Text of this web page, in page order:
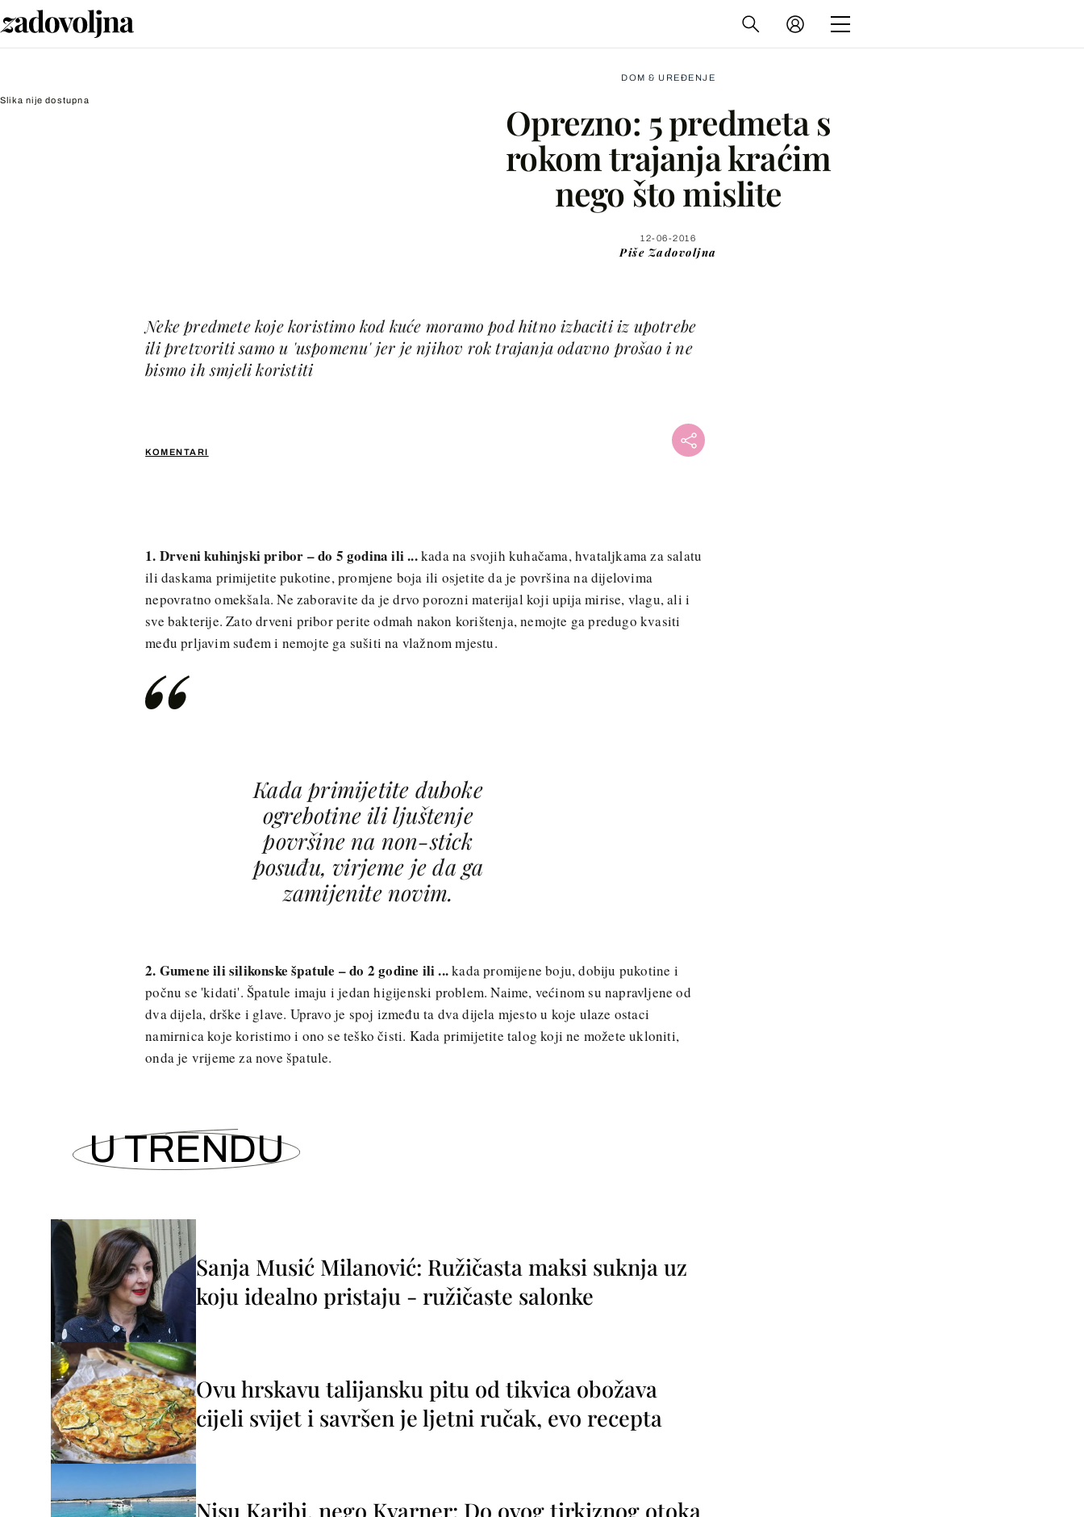
Slika nije dostupna
DOM & UREĐENJE
Oprezno: 5 predmeta s
rokom trajanja kraćim
nego što mislite
12-06-2016
Piše Zadovoljna
KOMENTARI
Neke predmete koje koristimo kod kuće moramo pod hitno izbaciti iz upotrebe
ili pretvoriti samo u 'uspomenu' jer je njihov rok trajanja odavno prošao i ne
bismo ih smjeli koristiti
Viber
1. Drveni kuhinjski pribor – do 5 godina ili ...kada na svojih kuhačama, hvataljkama za salatu
ili daskama primijetite pukotine, promjene boja ili osjetite da je površina na dijelovima
nepovratno omekšala. Ne zaboravite da je drvo porozni materijal koji upija mirise, vlagu, ali i
sve bakterije. Zato drveni pribor perite odmah nakon korištenja, nemojte ga predugo kvasiti
među prljavim suđem i nemojte ga sušiti na vlažnom mjestu.
Kada primijetite duboke
ogrebotine ili ljuštenje
površine na non-stick
posuđu, virjeme je da ga
zamijenite novim.
2. Gumene ili silikonske špatule – do 2 godine ili ...kada promijene boju, dobiju pukotine i
počnu se 'kidati'. Špatule imaju i jedan higijenski problem. Naime, većinom su napravljene od
dva dijela, drške i glave. Upravo je spoj između ta dva dijela mjesto u koje ulaze ostaci
namirnica koje koristimo i ono se teško čisti. Kada primijetite talog koji ne možete ukloniti,
onda je vrijeme za nove špatule.
U TRENDU
Sanja Musić Milanović: Ružičasta maksi suknja uz
koju idealno pristaju - ružičaste salonke
Ovu hrskavu talijansku pitu od tikvica obožava
cijeli svijet i savršen je ljetni ručak, evo recepta
Nisu Karibi, nego Kvarner: Do ovog tirkiznog otoka